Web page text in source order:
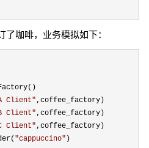
咖啡，业务模拟如下：
Client",coffee_factory)
Client",coffee_factory)
Client",coffee_factory)
"cappuccino" )